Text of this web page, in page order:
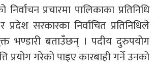
निर्वाचन प्रचारमा पालिकाका प्रतिनिधि
सरकारका निर्वाचित प्रतिनिधिले
भण्डारी बताउँछन् । पदीय दुरुपयोग
प्रयोग गरेको पाइए कारबाही गर्ने उनको